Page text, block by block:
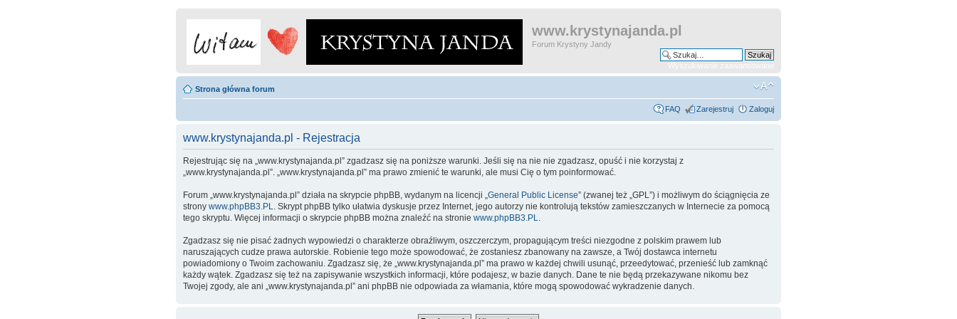
www.krystynajanda.pl
Forum Krystyny Jandy
Strona główna forum
FAQ Zarejestruj Zaloguj
www.krystynajanda.pl - Rejestracja
Rejestrując się na „www.krystynajanda.pl” zgadzasz się na poniższe warunki. Jeśli się na nie nie zgadzasz, opuść i nie korzystaj z
„www.krystynajanda.pl”. „www.krystynajanda.pl” ma prawo zmienić te warunki, ale musi Cię o tym poinformować.
Forum „www.krystynajanda.pl” działa na skrypcie phpBB, wydanym na licencji „General Public License” (zwanej też „GPL”) i możliwym do ściągnięcia ze
strony www.phpBB3.PL. Skrypt phpBB tylko ułatwia dyskusje przez Internet, jego autorzy nie kontrolują tekstów zamieszczanych w Internecie za pomocą
tego skryptu. Więcej informacji o skrypcie phpBB można znaleźć na stronie www.phpBB3.PL.
Zgadzasz się nie pisać żadnych wypowiedzi o charakterze obraźliwym, oszczerczym, propagującym treści niezgodne z polskim prawem lub
naruszających cudze prawa autorskie. Robienie tego może spowodować, że zostaniesz zbanowany na zawsze, a Twój dostawca internetu
powiadomiony o Twoim zachowaniu. Zgadzasz się, że „www.krystynajanda.pl” ma prawo w każdej chwili usunąć, przeedytować, przenieść lub zamknąć
każdy wątek. Zgadzasz się też na zapisywanie wszystkich informacji, które podajesz, w bazie danych. Dane te nie będą przekazywane nikomu bez
Twojej zgody, ale ani „www.krystynajanda.pl” ani phpBB nie odpowiada za włamania, które mogą spowodować wykradzenie danych.